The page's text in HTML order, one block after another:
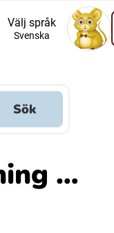
Davvisámegiella
Kelderash (Romska)
Välj språk
Svenska
Sök
…